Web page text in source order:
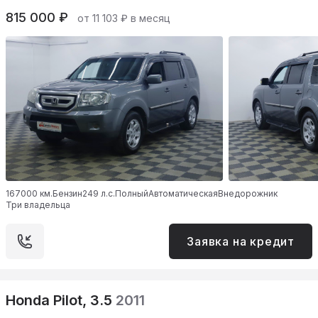
815 000 ₽ от 11 103 ₽ в месяц
167000 км.Бензин249 л.с.ПолныйАвтоматическаяВнедорожник
Три владельца
Заявка на кредит
Honda Pilot, 3.5 2011